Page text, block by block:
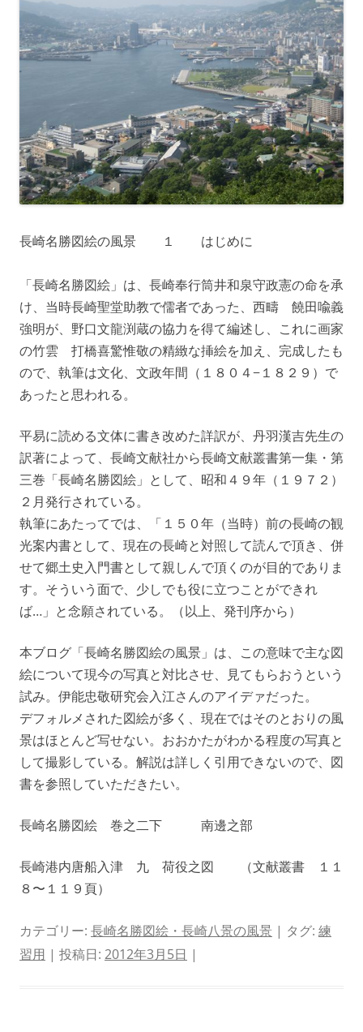
長崎名勝図絵の風景 １ はじめに
「長崎名勝図絵」は、長崎奉行筒井和泉守政憲の命を承
け、当時長崎聖堂助教で儒者であった、西疇 饒田喩義
強明が、野口文龍渕蔵の協力を得て編述し、これに画家
の竹雲 打橋喜驚惟敬の精緻な挿絵を加え、完成したも
ので、執筆は文化、文政年間（１８０４−１８２９）で
あったと思われる。
平易に読める文体に書き改めた詳訳が、丹羽漢吉先生の
訳著によって、長崎文献社から長崎文献叢書第一集・第
三巻「長崎名勝図絵」として、昭和４９年（１９７２）
２月発行されている。
執筆にあたってでは、「１５０年（当時）前の長崎の観
光案内書として、現在の長崎と対照して読んで頂き、併
せて郷土史入門書として親しんで頂くのが目的でありま
す。そういう面で、少しでも役に立つことができれ
ば…」と念願されている。（以上、発刊序から）
本ブログ「長崎名勝図絵の風景」は、この意味で主な図
絵について現今の写真と対比させ、見てもらおうという
試み。伊能忠敬研究会入江さんのアイデァだった。
デフォルメされた図絵が多く、現在ではそのとおりの風
景はほとんど写せない。おおかたがわかる程度の写真と
して撮影している。解説は詳しく引用できないので、図
書を参照していただきたい。
長崎名勝図絵 巻之二下 南邊之部
長崎港内唐船入津 九 荷役之図 （文献叢書 １１
８〜１１９頁）
カテゴリー: 長崎名勝図絵・長崎八景の風景 | タグ: 練
習用 | 投稿日: 2012年3月5日 |